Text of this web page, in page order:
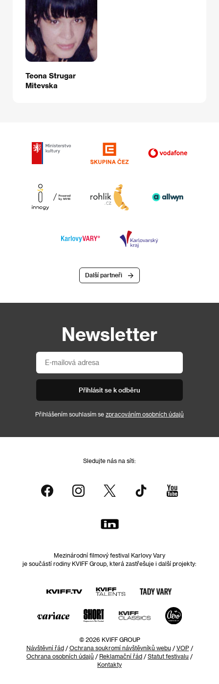
Teona Strugar
Mitevska
Další partneři
Newsletter
Přihlásit se k odběru
Přihlášením souhlasím se zpracováním osobních údajů
Sledujte nás na síti:
Mezinárodní filmový festival Karlovy Vary
je součástí rodiny KVIFF Group, která zastřešuje i další projekty:
© 2026 KVIFF GROUP
Návštěvní řád/ Ochrana soukromí návštěvníků webu / VOP/
Ochrana osobních údajů / Reklamační řád / Statut festivalu /
Kontakty